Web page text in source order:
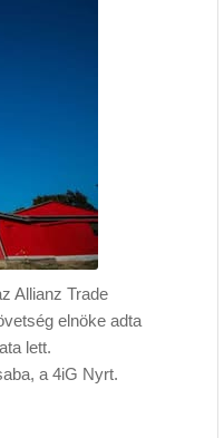
Allianz Trade
elnöke adta
lett.
a 4iG Nyrt.